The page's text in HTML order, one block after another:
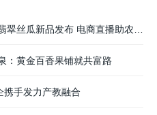
：黄金百香果铺就共富路
携手发力产教融合